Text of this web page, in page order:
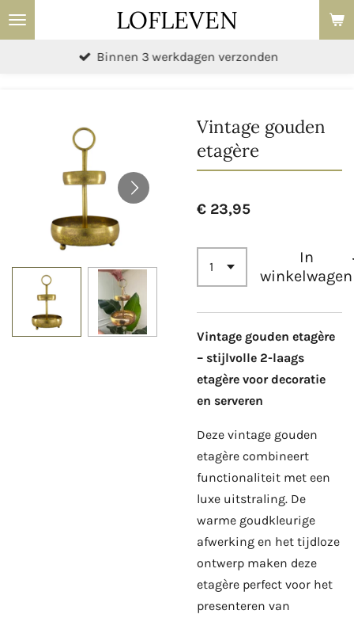
Ga
direct
LOFLEVEN
Binnen 3 werkdagen verzonden
Vintage gouden
etagère
€ 23,95
In
winkelwagen
Vintage gouden etagère
– stijlvolle 2-laags
etagère voor decoratie
en serveren
Deze vintage gouden
etagère combineert
functionaliteit met een
luxe uitstraling. De
warme goudkleurige
afwerking en het tijdloze
ontwerp maken deze
etagère perfect voor het
presenteren van